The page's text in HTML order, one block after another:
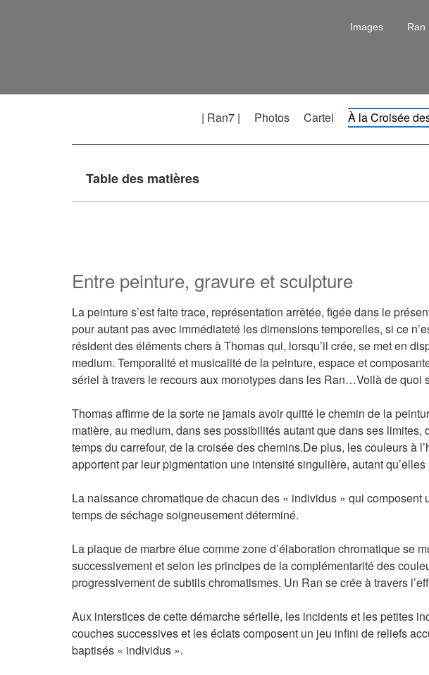
Images Ran
| Ran7 | Photos Cartel À la Croisée
Table des matières
Entre peinture, gravure et sculpture
La peinture s’est faite trace, représentation arrêtée, figée dans le
pour autant pas avec immédiateté les dimensions temporelles, si ce
résident des éléments chers à Thomas qui, lorsqu’il crée, se met en
medium. Temporalité et musicalité de la peinture, espace et
sériel à travers le recours aux monotypes dans les Ran…Voilà de quoi
Thomas affirme de la sorte ne jamais avoir quitté le chemin de la
matière, au medium, dans ses possibilités autant que dans ses
temps du carrefour, de la croisée des chemins.De plus, les couleurs à
apportent par leur pigmentation une intensité singulière, autant
La naissance chromatique de chacun des « individus » qui
temps de séchage soigneusement déterminé.
La plaque de marbre élue comme zone d’élaboration chromatique se
successivement et selon les principes de la complémentarité des
progressivement de subtils chromatismes. Un Ran se crée à travers
Aux interstices de cette démarche sérielle, les incidents et les petites
couches successives et les éclats composent un jeu infini de reliefs
baptisés « individus ».